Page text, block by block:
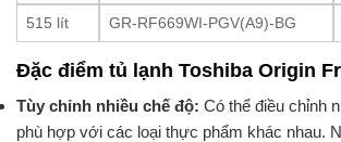
515 lít GR-RF669WI-PGV(A9)-BG
Đặc điểm tủ lạnh Toshiba Origin
Tùy chỉnh nhiều chế độ: Có thể điều chỉnh
phù hợp với các loại thực phẩm khác nhau.